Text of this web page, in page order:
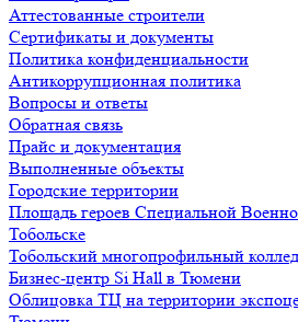
Аттестованные строители
Сертификаты и документы
Политика конфиденциальности
Антикоррупционная политика
Вопросы и ответы
Обратная связь
Прайс и документация
Выполненные объекты
Городские территории
Площадь героев Специальной
Тобольске
Тобольский многопрофильный
Бизнес-центр Si Hall в Тюмени
Облицовка ТЦ на территории